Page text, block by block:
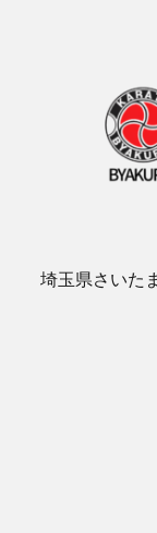
埼玉県さいた